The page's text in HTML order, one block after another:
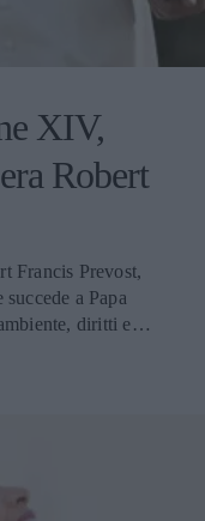
XIV,
Robert
Francis Prevost,
a Papa
diritti e